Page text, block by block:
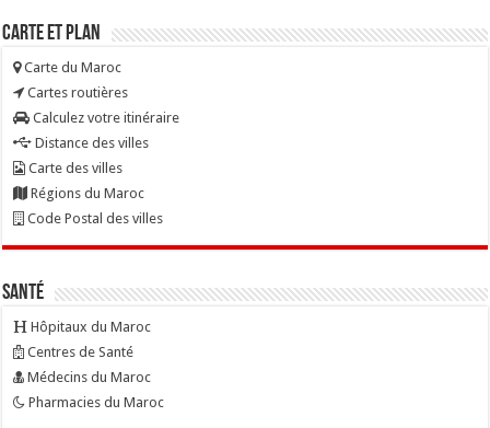
Carte et Plan
Carte du Maroc
Cartes routières
Calculez votre itinéraire
Distance des villes
Carte des villes
Régions du Maroc
Code Postal des villes
Santé
Hôpitaux du Maroc
Centres de Santé
Médecins du Maroc
Pharmacies du Maroc